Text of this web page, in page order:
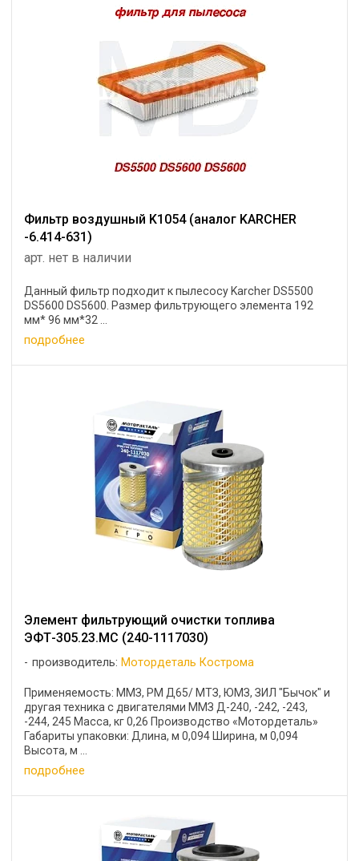
Фильтр воздушный K1054 (аналог KARCHER
-6.414-631)
арт. нет в наличии
Данный фильтр подходит к пылесосу Karcher DS5500
DS5600 DS5600. Размер фильтрующего элемента 192
мм* 96 мм*32 ...
подробнее
Элемент фильтрующий очистки топлива
ЭФТ-305.23.МС (240-1117030)
производитель: Мотордеталь Кострома
Применяемость: ММЗ, РМ Д65/ МТЗ, ЮМЗ, ЗИЛ "Бычок" и
другая техника с двигателями ММЗ Д-240, -242, -243,
-244, 245 Масса, кг 0,26 Производство «Мотордеталь»
Габариты упаковки: Длина, м 0,094 Ширина, м 0,094
Высота, м ...
подробнее